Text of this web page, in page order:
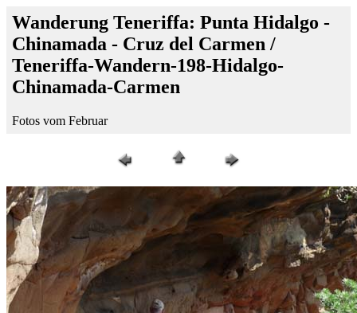
Wanderung Teneriffa: Punta Hidalgo -
Chinamada - Cruz del Carmen /
Teneriffa-Wandern-198-Hidalgo-
Chinamada-Carmen
Fotos vom Februar